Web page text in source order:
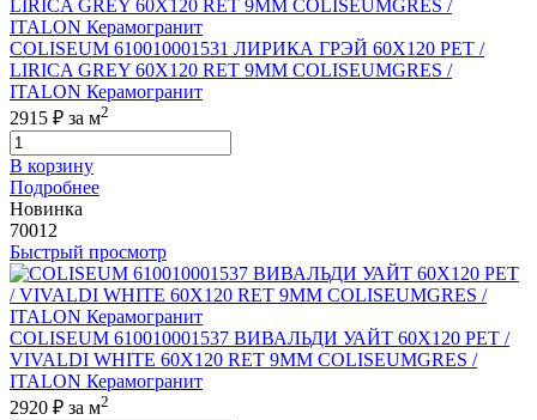
COLISEUM 610010001531 ЛИРИКА ГРЭЙ 60X120 РЕТ /
LIRICA GREY 60X120 RET 9MM COLISEUMGRES /
ITALON Керамогранит
2915 ₽ за м2
В корзину
Подробнее
Новинка
70012
Быстрый просмотр
COLISEUM 610010001537 ВИВАЛЬДИ УАЙТ 60X120 РЕТ /
VIVALDI WHITE 60X120 RET 9MM COLISEUMGRES /
ITALON Керамогранит
2920 ₽ за м2